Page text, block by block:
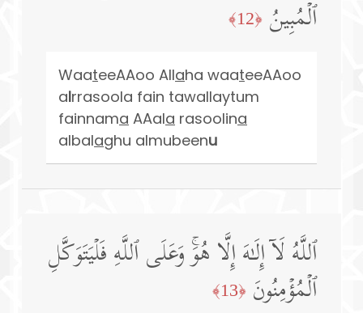
ٱلۡمُبِینُ ﴿12﴾
WaateeAAoo Allaha waateeAAoo
alrrasoola fain tawallaytum
fainnama AAala rasoolina
albalaghu almubeenu
ٱللَّهُ لَاۤ إِلَـٰهَ إِلَّا هُوَۚ وَعَلَى ٱللَّهِ فَلۡیَتَوَكَّلِ
ٱلۡمُؤۡمِنُونَ ﴿13﴾